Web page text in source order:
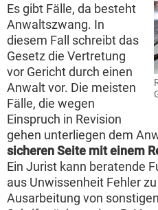
Es gibt Fälle, da besteht
Anwaltszwang. In
diesem Fall schreibt das
Gesetz die Vertretung
vor Gericht durch einen
Anwalt vor. Die meisten
Fälle, die wegen
Einspruch in Revision
gehen unterliegen dem
sicheren Seite mit einem
Ein Jurist kann beratende
aus Unwissenheit Fehler
Ausarbeitung von